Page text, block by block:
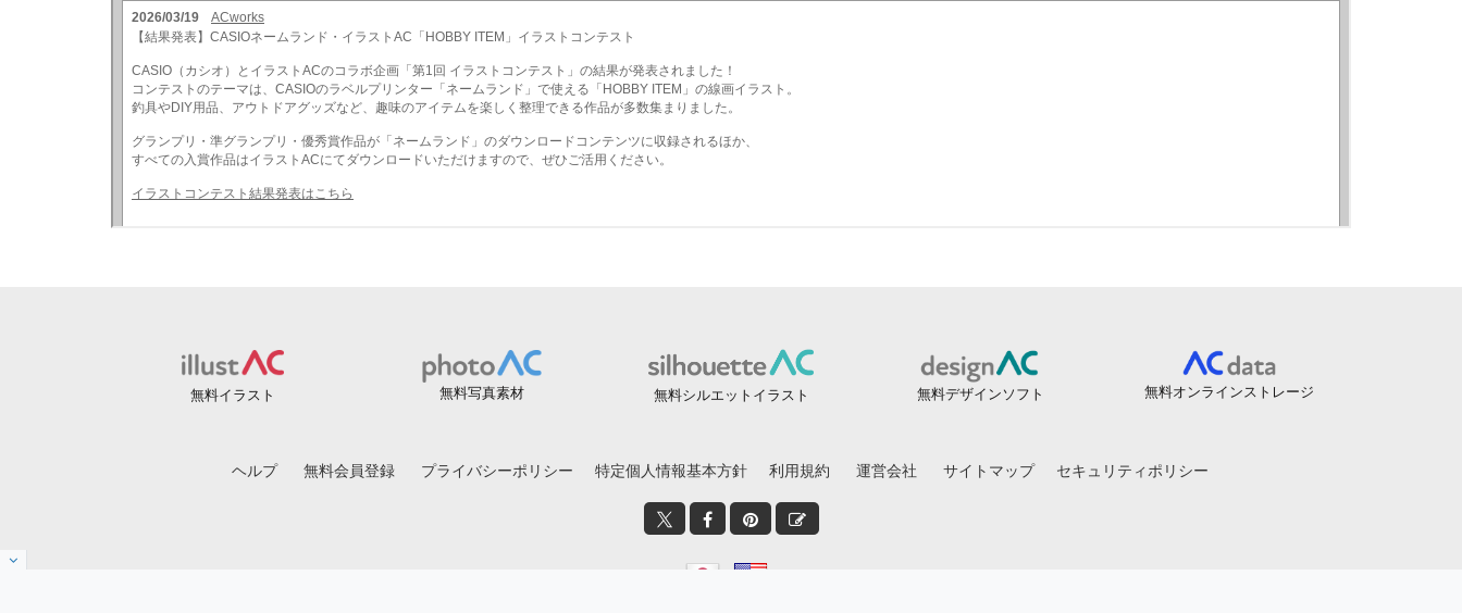
無料イラスト 無料写真素材 無料シルエットイラスト 無料デザインソフト 無料オンラインストレージ
ヘルプ 無料会員登録 プライバシーポリシー 特定個人情報基本方針 利用規約 運営会社 サイトマップ セキュリティポリシー